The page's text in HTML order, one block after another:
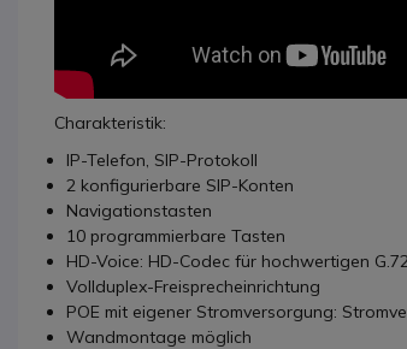
Charakteristik:
IP-Telefon, SIP-Protokoll
2 konfigurierbare SIP-Konten
Navigationstasten
10 programmierbare Tasten
HD-Voice: HD-Codec für hochwertigen
Vollduplex-Freisprecheinrichtung
POE mit eigener Stromversorgung:
Wandmontage möglich